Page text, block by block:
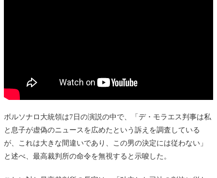
ボルソナロ大統領は7日の演説の中で、「デ・モラエス判事は私
と息子が虚偽のニュースを広めたという訴えを調査している
が、これは大きな間違いであり、この男の決定には従わない」
と述べ、最高裁判所の命令を無視すると示唆した。